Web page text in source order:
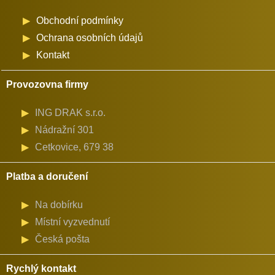
Obchodní podmínky
Ochrana osobních údajů
Kontakt
Provozovna firmy
ING DRAK s.r.o.
Nádražní 301
Cetkovice, 679 38
Platba a doručení
Na dobírku
Místní vyzvednutí
Česká pošta
Rychlý kontakt